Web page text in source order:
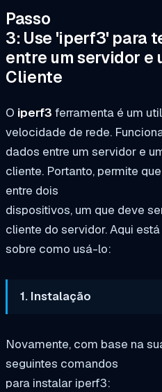
Passo
3: Use 'iperf3' para
entre um servidor e
Cliente
O iperf3 ferramenta é um
velocidade de rede.
dados entre um servidor e
cliente. Portanto, permite
entre dois
dispositivos, um que deve
cliente do servidor. Aqui
sobre como usá-lo:
1. Instalação
Novamente, com base na
seguintes comandos
para instalar iperf3: